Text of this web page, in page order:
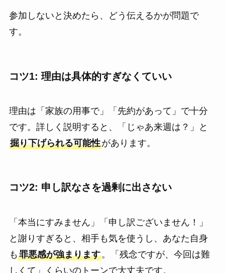
参加しないと決めたら、どう伝えるかが問題で
す。
コツ1: 理由は具体的すぎなくていい
理由は「家族の用事で」「先約があって」で十分
です。詳しく説明すると、「じゃあ来週は？」と
掘り下げられる可能性があります。
コツ2: 申し訳なさを過剰に出さない
「本当にすみません」「申し訳ございません！」
と謝りすぎると、相手も気を使うし、あなた自身
も 罪悪感が強まります。「残念ですが、今回は難
しくて」くらいのトーンで大丈夫です。